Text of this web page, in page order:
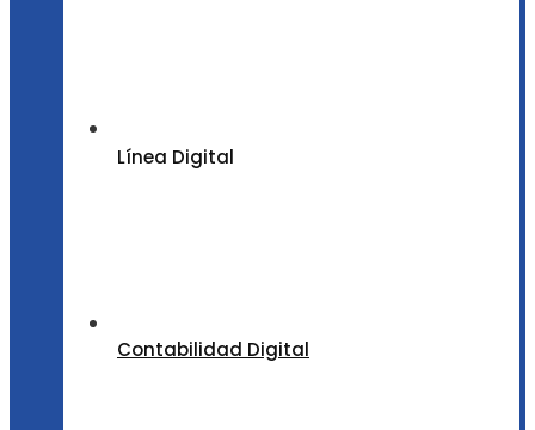
Línea Digital
Contabilidad Digital